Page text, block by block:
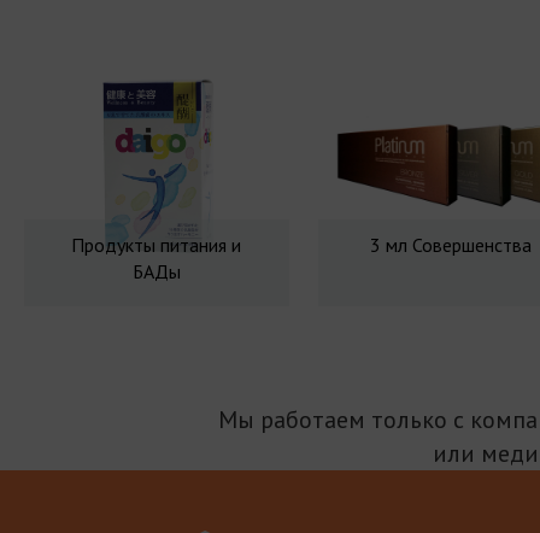
Продукты питания и
БАДы
3 мл Совершенства
Мы работаем только с
или